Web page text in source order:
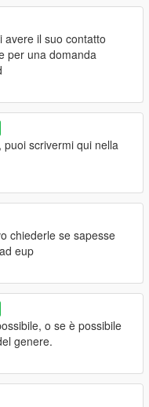
avere il suo contatto
per una domanda
puoi scrivermi qui nella
chiederle se sapesse
eup
o se è possibile
genere.